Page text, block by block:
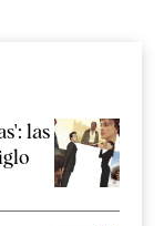
las